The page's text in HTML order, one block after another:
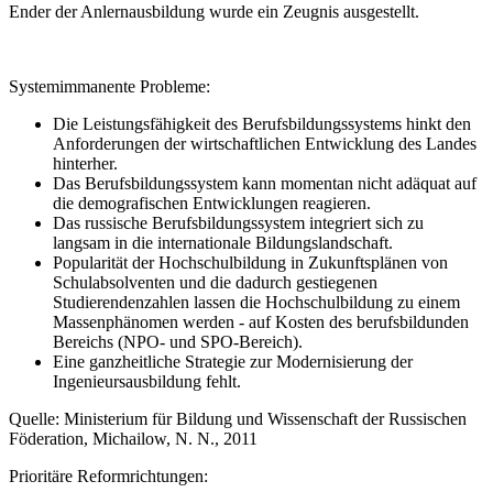
Ender der Anlernausbildung wurde ein Zeugnis ausgestellt.
Systemimmanente Probleme:
Die Leistungsfähigkeit des Berufsbildungssystems hinkt den
Anforderungen der wirtschaftlichen Entwicklung des Landes
hinterher.
Das Berufsbildungssystem kann momentan nicht adäquat auf
die demografischen Entwicklungen reagieren.
Das russische Berufsbildungssystem integriert sich zu
langsam in die internationale Bildungslandschaft.
Popularität der Hochschulbildung in Zukunftsplänen von
Schulabsolventen und die dadurch gestiegenen
Studierendenzahlen lassen die Hochschulbildung zu einem
Massenphänomen werden - auf Kosten des berufsbildunden
Bereichs (NPO- und SPO-Bereich).
Eine ganzheitliche Strategie zur Modernisierung der
Ingenieursausbildung fehlt.
Quelle: Ministerium für Bildung und Wissenschaft der Russischen
Föderation, Michailow, N. N., 2011
Prioritäre Reformrichtungen: